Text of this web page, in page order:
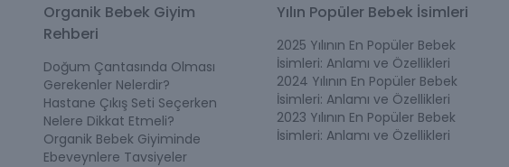
Organik Bebek Giyim
Rehberi
Doğum Çantasında Olması
Gerekenler Nelerdir?
Hastane Çıkış Seti Seçerken
Nelere Dikkat Etmeli?
Organik Bebek Giyiminde
Ebeveynlere Tavsiyeler
Yılın Popüler Bebek İsimleri
2025 Yılının En Popüler Bebek
İsimleri: Anlamı ve Özellikleri
2024 Yılının En Popüler Bebek
İsimleri: Anlamı ve Özellikleri
2023 Yılının En Popüler Bebek
İsimleri: Anlamı ve Özellikleri